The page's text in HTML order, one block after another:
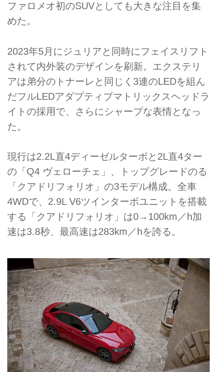
ファロメオ初のSUVとしても大きな注目を集
めた。
2023年5月にジュリアと同時にフェイスリフト
されて内外装のデザインを刷新。エクステリ
アは弟分のトナーレと同じく3連のLEDを組ん
だフルLEDアダプティブマトリックスヘッドラ
イトの採用で、さらにシャープな表情となっ
た。
現行は2.2L直4ディーゼルターボと2L直4ター
の「Q4 ヴェローチェ」、トップグレードのる
「クアドリフォリオ」の3モデル構成。全車
4WDで、2.9L V6ツインターボユニットを搭載
する「クアドリフォリオ」は0→100km／h加
速は3.8秒、最高速は283km／hを誇る。